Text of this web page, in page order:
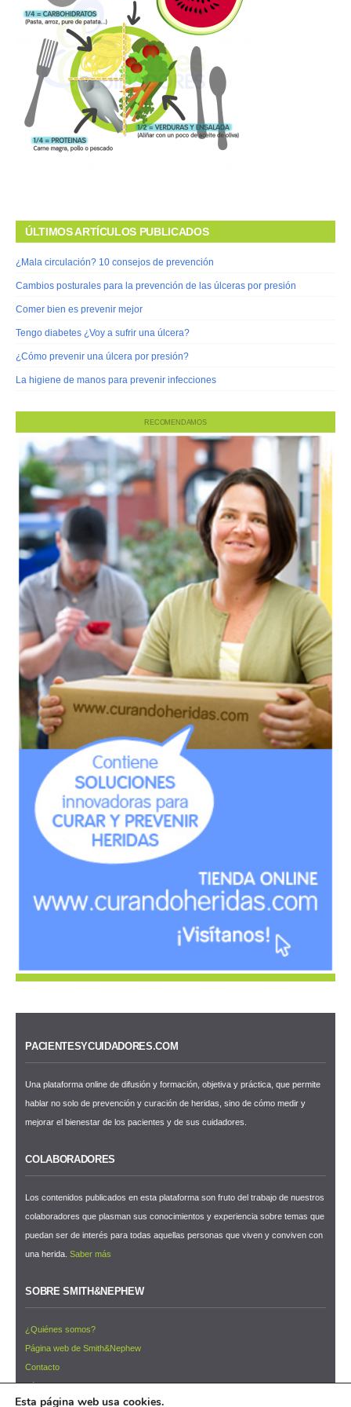
ÚLTIMOS ARTÍCULOS PUBLICADOS
¿Mala circulación? 10 consejos de prevención
Cambios posturales para la prevención de las úlceras por presión
Comer bien es prevenir mejor
Tengo diabetes ¿Voy a sufrir una úlcera?
¿Cómo prevenir una úlcera por presión?
La higiene de manos para prevenir infecciones
RECOMENDAMOS
PACIENTESYCUIDADORES.COM
Una plataforma online de difusión y formación, objetiva y práctica, que permite
hablar no solo de prevención y curación de heridas, sino de cómo medir y
mejorar el bienestar de los pacientes y de sus cuidadores.
COLABORADORES
Los contenidos publicados en esta plataforma son fruto del trabajo de nuestros
colaboradores que plasman sus conocimientos y experiencia sobre temas que
puedan ser de interés para todas aquellas personas que viven y conviven con
una herida.Saber más
SOBRE SMITH&NEPHEW
¿Quiénes somos?
Página web de Smith&Nephew
Contacto
Términos y condiciones de uso
NEWSLETTER ¡Suscríbete ahora!
Esta página web usa cookies.